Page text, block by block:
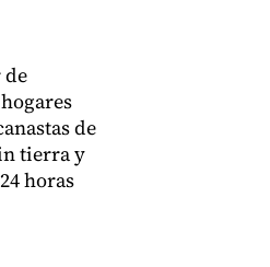
de
tierra y
horas